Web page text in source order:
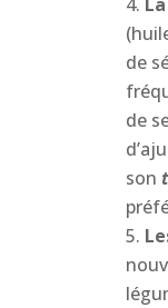
de
de
son